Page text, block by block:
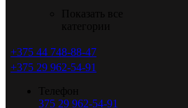
+375 44 748-88-47
+375 29 962-54-91
375 29 962-54-91